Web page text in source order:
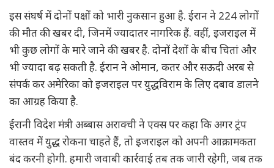
इस संघर्ष में दोनों पक्षों को भारी नुकसान हुआ है. ईरान ने 224 लोगों
की मौत की खबर दी, जिनमें ज्यादातर नागरिक हैं. वहीं, इजराइल में
भी कुछ लोगों के मारे जाने की खबर है. दोनों देशों के बीच चितां और
भी ज्यादा बढ़ सकती है. ईरान ने ओमान, कतर और सऊदी अरब से
संपर्क कर अमेरिका को इजराइल पर युद्धविराम के लिए दबाव डालने
का आग्रह किया है.
ईरानी विदेश मंत्री अब्बास अराक्ची ने एक्स पर कहा कि अगर ट्रंप
वास्तव में युद्ध रोकना चाहते हैं, तो इजराइल को अपनी आक्रामकता
बंद करनी होगी. हमारी जवाबी कार्रवाई तब तक जारी रहेगी, जब तक